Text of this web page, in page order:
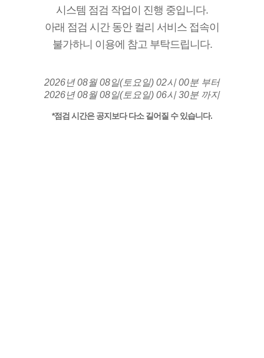
시스템 점검 작업이 진행 중입니다.
아래 점검 시간 동안 컬리 서비스 접속이
불가하니 이용에 참고 부탁드립니다.
2026년 08월 08일(토요일) 02시 00분 부터
2026년 08월 08일(토요일) 06시 30분 까지
*점검 시간은 공지보다 다소 길어질 수 있습니다.